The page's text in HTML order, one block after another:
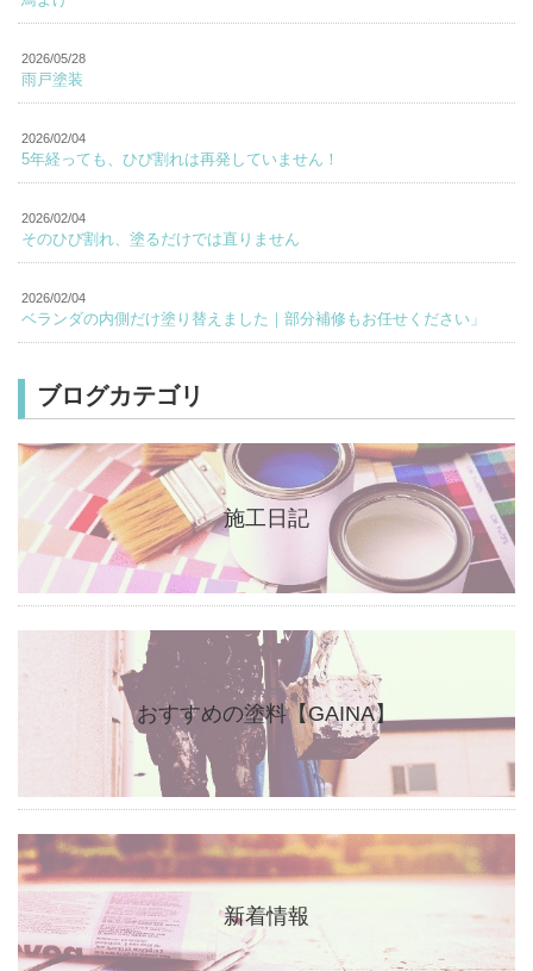
2026/05/28
雨戸塗装
2026/02/04
5年経っても、ひび割れは再発していません！
2026/02/04
そのひび割れ、塗るだけでは直りません
2026/02/04
ベランダの内側だけ塗り替えました｜部分補修もお任せください」
ブログカテゴリ
施工日記
おすすめの塗料【GAINA】
新着情報